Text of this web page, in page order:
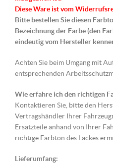
Diese Ware ist vom
Bitte bestellen Sie diesen
Bezeichnung der Farbe (den
eindeutig vom Hersteller
Achten Sie beim Umgang mit
entsprechenden
Wie erfahre ich den richtigen
Kontaktieren Sie, bitte den
Vertragshändler Ihrer
Ersatzteile anhand von Ihrer
richtige Farbton des Lackes
Lieferumfang: